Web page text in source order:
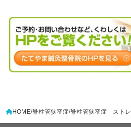
HOME 脊柱管狭窄症 脊柱管狭窄症 ストレ